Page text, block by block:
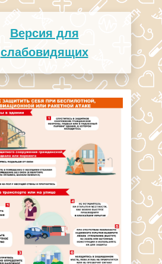
Версия для
слабовидящих